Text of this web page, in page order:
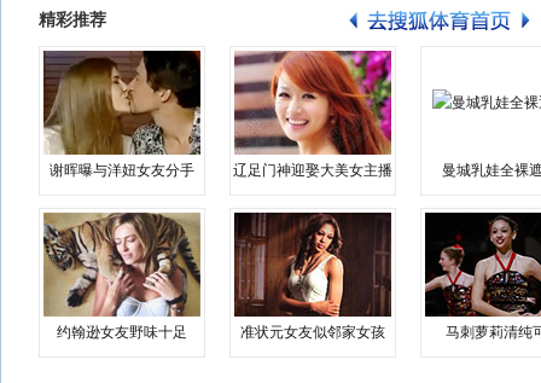
精彩推荐
谢晖曝与洋妞女友分手 辽足门神迎娶大美女主播 曼城乳娃全裸
约翰逊女友野味十足 准状元女友似邻家女孩 马刺萝莉清纯